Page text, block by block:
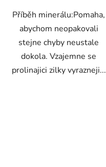
Příběh minerálu:Pomaha,
abychom neopakovali
stejne chyby neustale
dokola. Vzajemne se
prolinajici zilky vyrazneji...